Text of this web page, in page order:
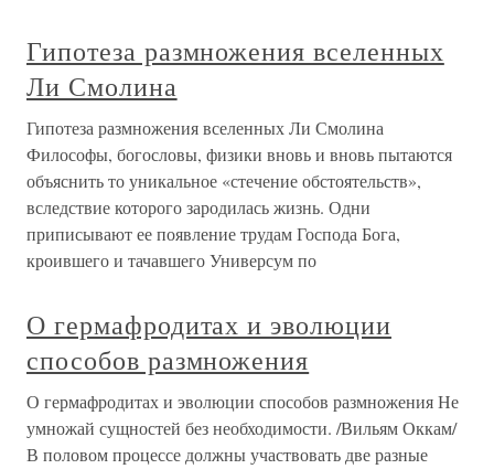
Гипотеза размножения вселенных
Ли Смолина
Гипотеза размножения вселенных Ли Смолина
Философы, богословы, физики вновь и вновь пытаются
объяснить то уникальное «стечение обстоятельств»,
вследствие которого зародилась жизнь. Одни
приписывают ее появление трудам Господа Бога,
кроившего и тачавшего Универсум по
О гермафродитах и эволюции
способов размножения
О гермафродитах и эволюции способов размножения Не
умножай сущностей без необходимости. /Вильям Оккам/
В половом процессе должны участвовать две разные